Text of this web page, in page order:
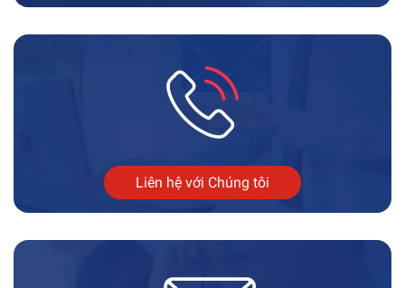
Liên hệ với Chúng tôi